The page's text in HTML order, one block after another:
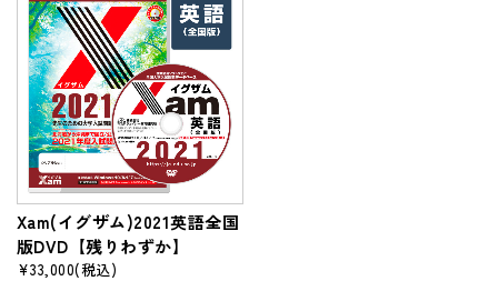
Xam(イグザム)2021英語全国
版DVD【残りわずか】
¥33,000(税込)